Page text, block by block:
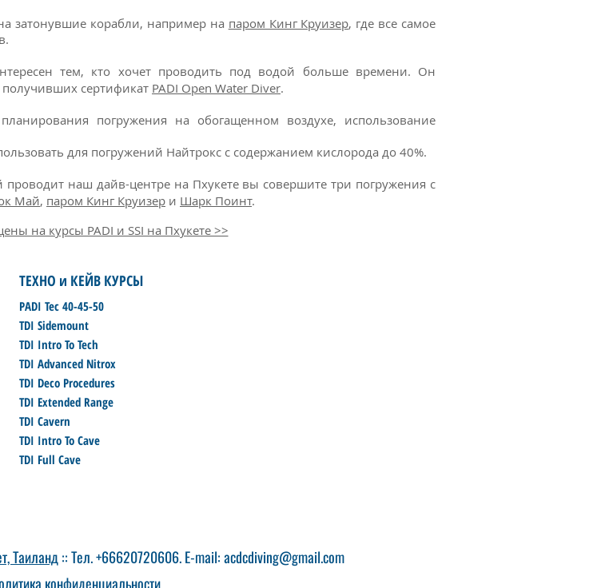
затонувшие корабли, например на паром Кинг Круизер, где все самое
тем, кто хочет проводить под водой больше времени. Он
сертификат PADI Open Water Diver.
погружения на обогащенном воздухе, использование
для погружений Найтрокс с содержанием кислорода до 40%.
проводит наш дайв-центре на Пхукете вы совершите три погружения с
Май, паром Кинг Круизер и Шарк Поинт.
на курсы PADI и SSI на Пхукете >>
ТЕХНО и КЕЙВ КУРСЫ
PADI Tec 40-45-50
TDI Sidemount
TDI Intro To Tech
TDI Advanced Nitrox
TDI Deco Procedures
TDI Extended Range
TDI Cavern
TDI Intro To Cave
TDI Full Cave
Таиланд:: Тел. +66620720606.E-mail: acdcdiving@gmail.com
конфиденциальности